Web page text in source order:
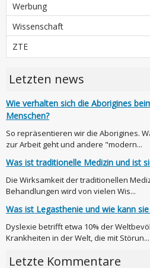
Werbung
Wissenschaft
ZTE
Letzten news
Wie verhalten sich die Aborigines
Menschen?
So repräsentieren wir die Aborigines.
zur Arbeit geht und andere "modern...
Was ist traditionelle Medizin und ist
Die Wirksamkeit der traditionellen
Behandlungen wird von vielen Wis...
Was ist Legasthenie und wie kann
Dyslexie betrifft etwa 10% der
Krankheiten in der Welt, die mit Störun...
Letzte Kommentare